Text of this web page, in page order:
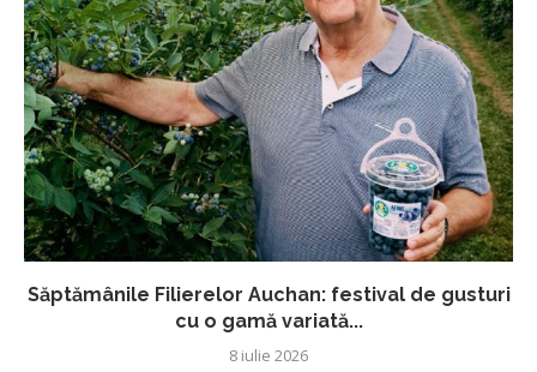
Săptămânile Filierelor Auchan: festival de gusturi
cu o gamă variată...
8 iulie 2026